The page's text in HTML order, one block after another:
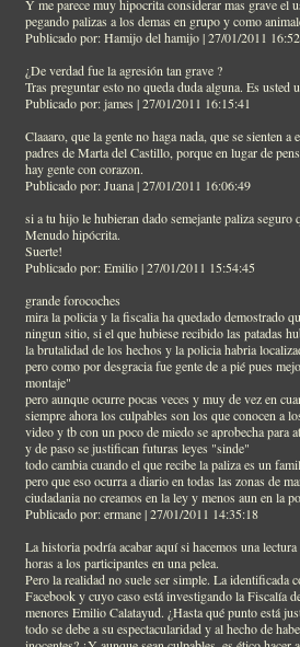
Y me parece muy hipocrita considerar mas grave el
pegando palizas a los demas en grupo y como
Publicado por: Hamijo del hamijo | 27/01/2011
¿De verdad fue la agresión tan grave ?
Tras preguntar esto no queda duda alguna. Es usted
Publicado por: james | 27/01/2011 16:15:41
Claaaro, que la gente no haga nada, que se sienten
padres de Marta del Castillo, porque en lugar de
hay gente con corazon.
Publicado por: Juana | 27/01/2011 16:06:49
si a tu hijo le hubieran dado semejante paliza
Menudo hipócrita.
Suerte!
Publicado por: Emilio | 27/01/2011 15:54:45
grande forocoches
mira la policia y la fiscalia ha quedado demostrado
ningun sitio, si el que hubiese recibido las patadas
la brutalidad de los hechos y la policia habria
pero como por desgracia fue gente de a pié pues
montaje"
pero aunque ocurre pocas veces y muy de vez en
siempre ahora los culpables son los que conocen a
video y tb con un poco de miedo se aprobecha para
y de paso se justifican futuras leyes "sinde"
todo cambia cuando el que recibe la paliza es un
pero que eso ocurra a diario en todas las zonas de
ciudadania no creamos en la ley y menos aun en la
Publicado por: ermane | 27/01/2011 14:35:18
La historia podría acabar aquí si hacemos una
horas a los participantes en una pelea.
Pero la realidad no suele ser simple. La identificada
Facebook y cuyo caso está investigando la Fiscalía
menores Emilio Calatayud. ¿Hasta qué punto está
todo se debe a su espectacularidad y al hecho de